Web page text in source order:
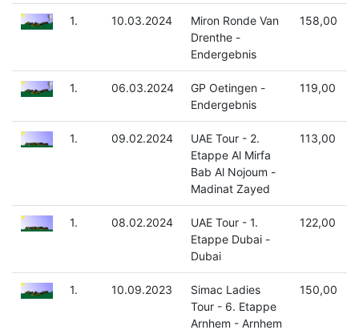
1. 10.03.2024
Miron Ronde Van
Drenthe -
Endergebnis
158,00
1. 06.03.2024
GP Oetingen -
Endergebnis
119,00
1. 09.02.2024
UAE Tour - 2.
Etappe Al Mirfa
Bab Al Nojoum -
Madinat Zayed
113,00
1. 08.02.2024
UAE Tour - 1.
Etappe Dubai -
Dubai
122,00
1. 10.09.2023
Simac Ladies
Tour - 6. Etappe
Arnhem - Arnhem
150,00